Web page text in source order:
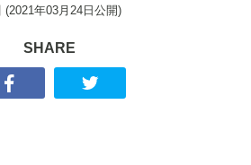
(2021年03月24日 公開)
SHARE